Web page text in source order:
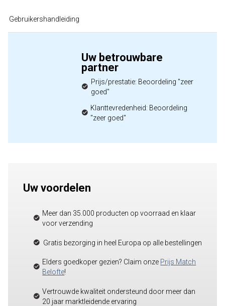
Gebruikershandleiding
Uw betrouwbare
partner
Prijs/prestatie: Beoordeling "zeer
goed"
Klanttevredenheid: Beoordeling
"zeer goed"
Uw voordelen
Meer dan 35.000 producten op voorraad en klaar
voor verzending
Gratis bezorging in heel Europa op alle bestellingen
Elders goedkoper gezien? Claim onze Prijs Match
Belofte!
Vertrouwde kwaliteit ondersteund door meer dan
20 jaar marktleidende ervaring